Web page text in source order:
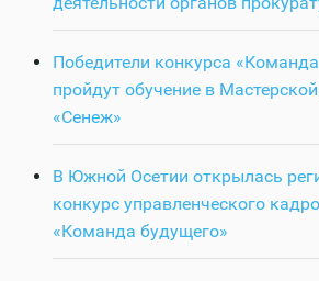
Победители конкурса
пройдут обучение в
«Сенеж»
В Южной Осетии открылась
конкурс управленческого
«Команда будущего»